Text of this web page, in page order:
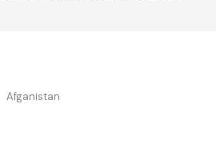
Afganistan